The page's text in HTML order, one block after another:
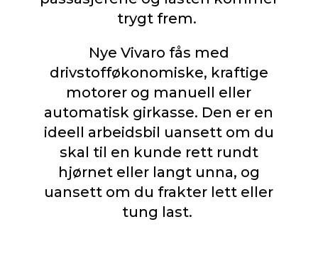
trygt frem.
Nye Vivaro fås med
drivstofføkonomiske, kraftige
motorer og manuell eller
automatisk girkasse. Den er en
ideell arbeidsbil uansett om du
skal til en kunde rett rundt
hjørnet eller langt unna, og
uansett om du frakter lett eller
tung last.